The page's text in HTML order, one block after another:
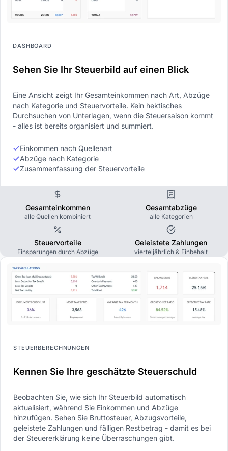
DASHBOARD
Sehen Sie Ihr Steuerbild auf einen Blick
Eine Ansicht zeigt Ihr Gesamteinkommen nach Art, Abzüge
nach Kategorie und Steuervorteile. Kein hektisches
Durchsuchen von Unterlagen, wenn die Steuersaison kommt
- alles ist bereits organisiert und summiert.
Einkommen nach Quellenart
Abzüge nach Kategorie
Zusammenfassung der Steuervorteile
Gesamteinkommen
alle Quellen kombiniert
Gesamtabzüge
alle Kategorien
Steuervorteile
Einsparungen durch Abzüge
Geleistete Zahlungen
vierteljährlich & Einbehalt
STEUERBERECHNUNGEN
Kennen Sie Ihre geschätzte Steuerschuld
Beobachten Sie, wie sich Ihr Steuerbild automatisch
aktualisiert, während Sie Einkommen und Abzüge
hinzufügen. Sehen Sie Bruttosteuer, Abzugsvorteile,
geleistete Zahlungen und fälligen Restbetrag - damit es bei
der Steuererklärung keine Überraschungen gibt.